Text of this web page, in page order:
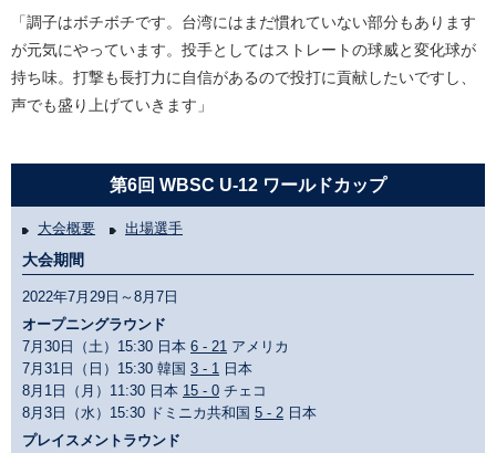
「調子はボチボチです。台湾にはまだ慣れていない部分もあります
が元気にやっています。投手としてはストレートの球威と変化球が
持ち味。打撃も長打力に自信があるので投打に貢献したいですし、
声でも盛り上げていきます」
第6回 WBSC U-12 ワールドカップ
大会概要 出場選手
大会期間
2022年7月29日～8月7日
オープニングラウンド
7月30日（土）15:30 日本 6 - 21 アメリカ
7月31日（日）15:30 韓国 3 - 1 日本
8月1日（月）11:30 日本 15 - 0 チェコ
8月3日（水）15:30 ドミニカ共和国 5 - 2 日本
プレイスメントラウンド